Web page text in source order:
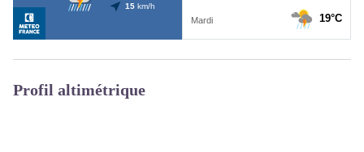
Profil altimétrique